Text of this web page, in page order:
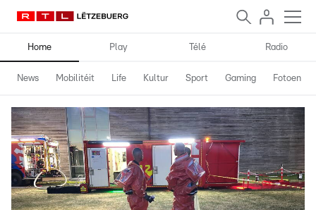
Home Play Télé Radio
News Mobilitéit Life Kultur Sport Gaming Fotoen